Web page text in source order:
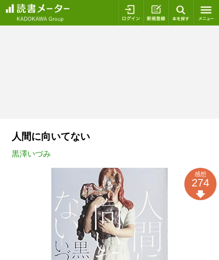
ログイン 新規登録
人間に向いてない
黒澤いづみ
感想
274